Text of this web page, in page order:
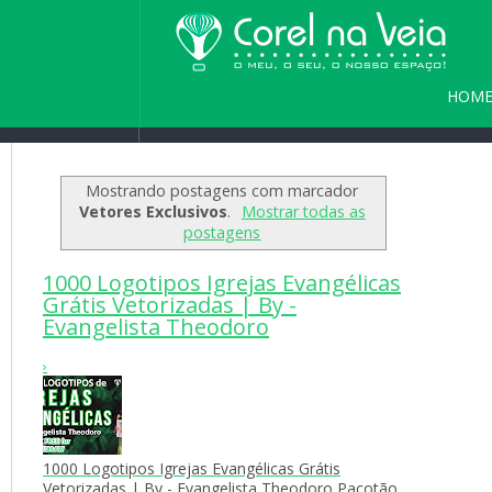
HOME
Seja bem vindo(a)
Mostrando postagens com marcador
Vetores Exclusivos.
Mostrar todas as
postagens
1000 Logotipos Igrejas Evangélicas
Grátis Vetorizadas | By -
Evangelista Theodoro
›
1000 Logotipos Igrejas Evangélicas Grátis
Vetorizadas | By - Evangelista Theodoro Pacotão